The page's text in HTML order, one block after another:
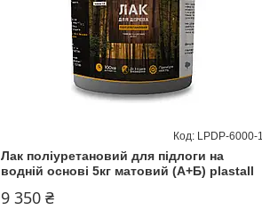
Лак поліуретановий для підлоги на
водній основі 5кг матовий (А+Б) plastall
LPDP-6000-1
9 350 ₴